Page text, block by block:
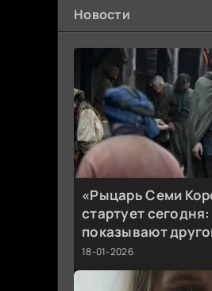
Новости
«Рыцарь Семи
стартует
показывают
18-01-2026